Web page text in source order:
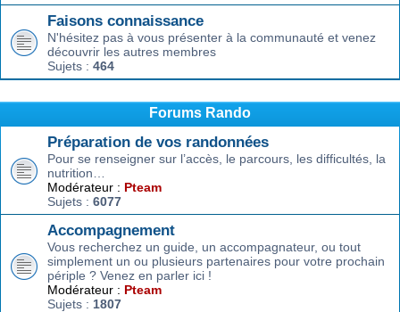
e
Faisons connaissance
N'hésitez pas à vous présenter à la communauté et venez
découvrir les autres membres
Sujets : 464
Forums Rando
Préparation de vos randonnées
Pour se renseigner sur l’accès, le parcours, les difficultés, la
nutrition…
Modérateur : Pteam
Sujets : 6077
Accompagnement
Vous recherchez un guide, un accompagnateur, ou tout
simplement un ou plusieurs partenaires pour votre prochain
périple ? Venez en parler ici !
Modérateur : Pteam
Sujets : 1807